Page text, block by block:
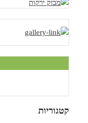
קטגוריות